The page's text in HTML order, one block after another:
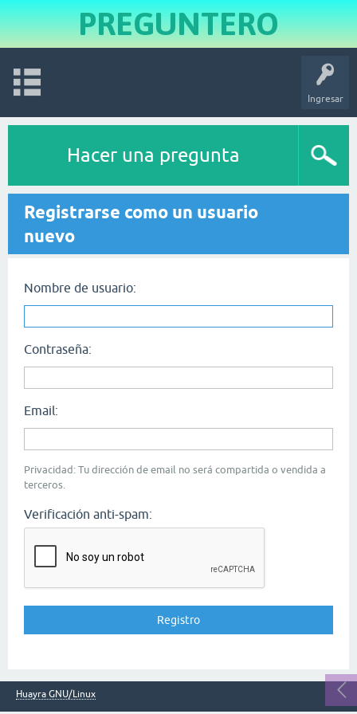
PREGUNTERO
Ingresar
Hacer una pregunta
Registrarse como un usuario
nuevo
Nombre de usuario:
Contraseña:
Email:
Privacidad: Tu dirección de email no será compartida o vendida a
terceros.
Verificación anti-spam:
Huayra GNU/Linux